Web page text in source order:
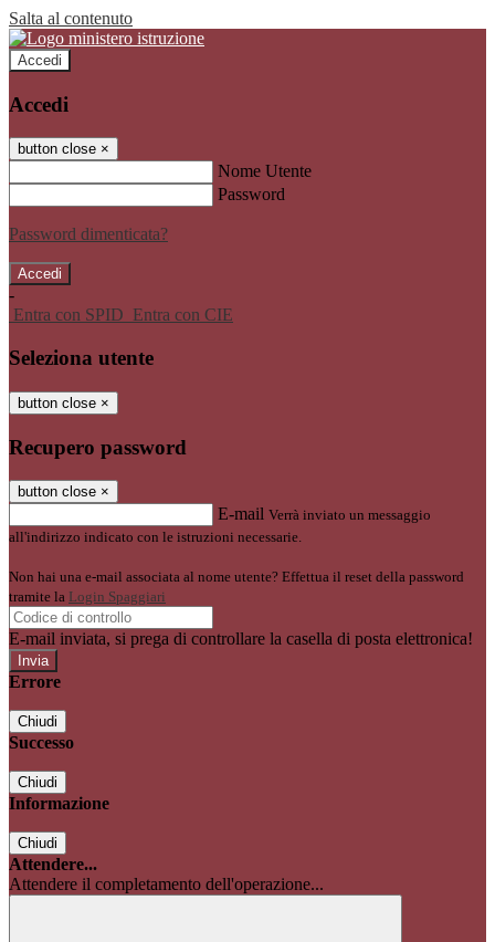
Salta al contenuto
Accedi
Accedi
button close ×
Nome Utente
Password
Password dimenticata?
-
Entra con SPID Entra con CIE
Seleziona utente
button close ×
Recupero password
button close ×
E-mail Verrà inviato un messaggio
all'indirizzo indicato con le istruzioni necessarie.
Non hai una e-mail associata al nome utente? Effettua il reset della password
tramite la Login Spaggiari
E-mail inviata, si prega di controllare la casella di posta elettronica!
Errore
Chiudi
Successo
Chiudi
Informazione
Chiudi
Attendere...
Attendere il completamento dell'operazione...